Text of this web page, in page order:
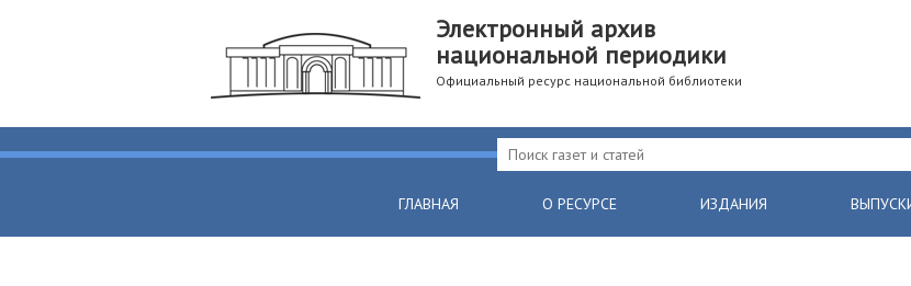
Электронный архив
национальной периодики
Официальный ресурс национальной библиотеки
ГЛАВНАЯ О РЕСУРСЕ ИЗДАНИЯ